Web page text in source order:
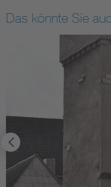
Das könnte Sie